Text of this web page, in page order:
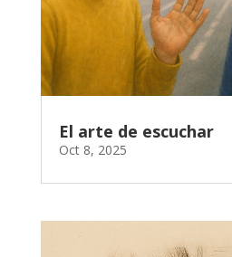
El arte de escuchar
Oct 8, 2025